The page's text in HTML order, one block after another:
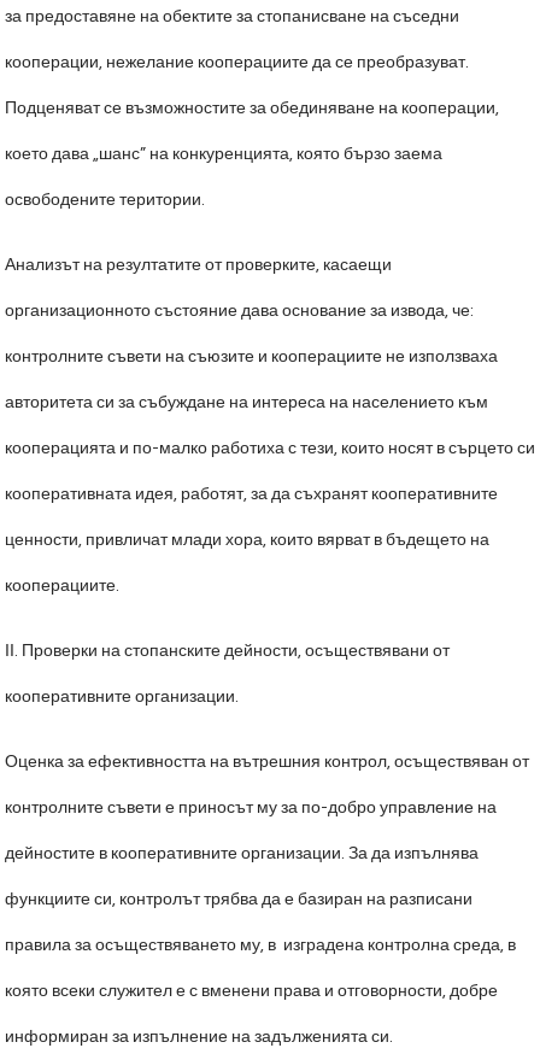
за предоставяне на обектите за стопанисване на съседни
кооперации, нежелание кооперациите да се преобразуват.
Подценяват се възможностите за обединяване на кооперации,
което дава „шанс” на конкуренцията, която бързо заема
освободените територии.
Анализът на резултатите от проверките, касаещи
организационното състояние дава основание за извода, че:
контролните съвети на съюзите и кооперациите не използваха
авторитета си за събуждане на интереса на населението към
кооперацията и по-малко работиха с тези, които носят в сърцето си
кооперативната идея, работят, за да съхранят кооперативните
ценности, привличат млади хора, които вярват в бъдещето на
кооперациите.
ІІ. Проверки на стопанските дейности, осъществявани от
кооперативните организации.
Оценка за ефективността на вътрешния контрол, осъществяван от
контролните съвети е приносът му за по-добро управление на
дейностите в кооперативните организации. За да изпълнява
функциите си, контролът трябва да е базиран на разписани
правила за осъществяването му, в изградена контролна среда, в
която всеки служител е с вменени права и отговорности, добре
информиран за изпълнение на задълженията си.